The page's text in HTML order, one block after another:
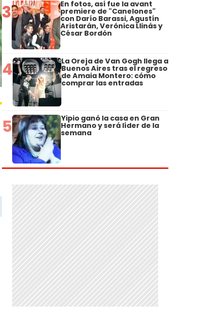
3 En fotos, así fue la avant
premiere de "Canelones"
con Darío Barassi, Agustín
Aristarán, Verónica Llinás y
César Bordón
4 La Oreja de Van Gogh llega a
Buenos Aires tras el regreso
de Amaia Montero: cómo
comprar las entradas
5 Yipio ganó la casa en Gran
Hermano y será líder de la
semana